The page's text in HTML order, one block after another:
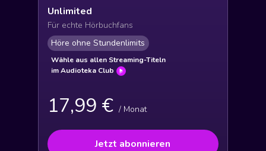
Unlimited
Für echte Hörbuchfans
Höre ohne Stundenlimits
Wähle aus allen Streaming-Titeln
im Audioteka Club
17,99 € / Monat
Jetzt abonnieren